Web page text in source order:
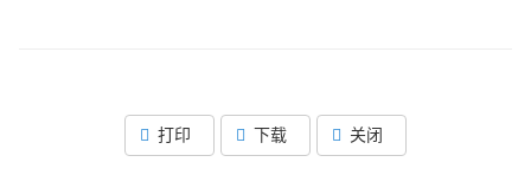
打印 下载 关闭